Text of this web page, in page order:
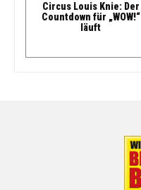
Circus Louis Knie: Der
Countdown für „WOW!“
läuft